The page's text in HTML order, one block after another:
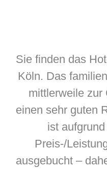
Sie finden das
Köln. Das
mittlerweile zur
einen sehr guten
ist
Preis-/
ausgebucht –